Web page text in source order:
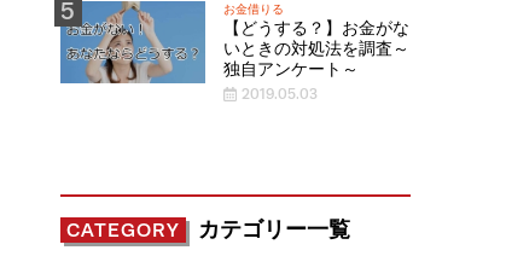
お金借りる
【どうする？】お金がな
いときの対処法を調査～
独自アンケート～
2019.05.03
CATEGORY カテゴリー一覧